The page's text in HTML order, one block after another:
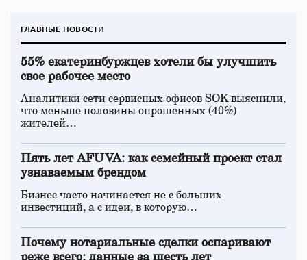
ГЛАВНЫЕ НОВОСТИ
55% екатеринбуржцев хотели бы улучшить
свое рабочее место
Аналитики сети сервисных офисов SOK выяснили,
что меньше половины опрошенных (40%)
жителей…
Пять лет AFUVA: как семейный проект стал
узнаваемым брендом
Бизнес часто начинается не с больших
инвестиций, а с идеи, в которую…
Почему нотариальные сделки оспаривают
реже всего: данные за шесть лет